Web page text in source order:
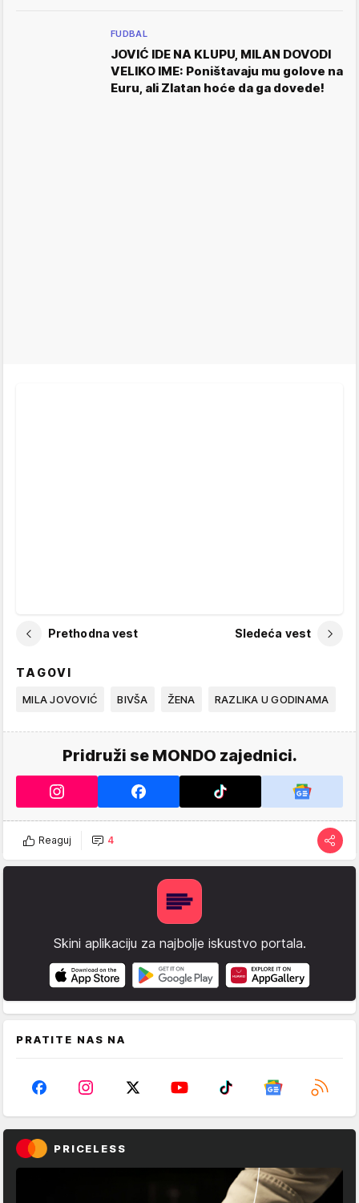
FUDBAL
JOVIĆ IDE NA KLUPU, MILAN DOVODI
VELIKO IME: Poništavaju mu golove na
Euru, ali Zlatan hoće da ga dovede!
Prethodna vest Sledeća vest
TAGOVI
MILA JOVOVIĆ BIVŠA ŽENA RAZLIKA U GODINAMA
Pridruži se MONDO zajednici.
Reaguj 4
Skini aplikaciju za najbolje iskustvo portala.
PRATITE NAS NA
PRICELESS